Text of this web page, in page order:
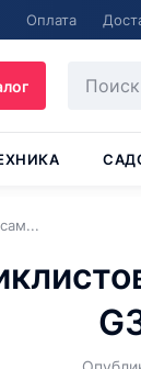
Оплата